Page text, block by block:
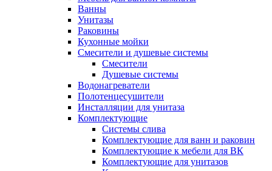
Ванны
Унитазы
Раковины
Кухонные мойки
Смесители и душевые системы
Смесители
Душевые системы
Водонагреватели
Полотенцесушители
Инсталляции для унитаза
Комплектующие
Системы слива
Комплектующие для ванн и раковин
Комплектующие к мебели для ВК
Комплектующие для унитазов